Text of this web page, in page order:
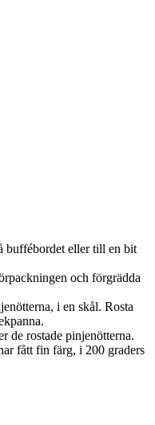
buffébordet eller till en bit
och förgrädda
i en skål. Rosta
de rostade pinjenötterna.
fått fin färg, i 200 graders